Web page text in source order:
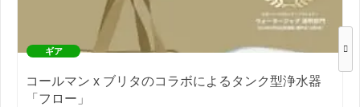
ギア
コールマン x ブリタのコラボによるタンク型浄水器
「フロー」